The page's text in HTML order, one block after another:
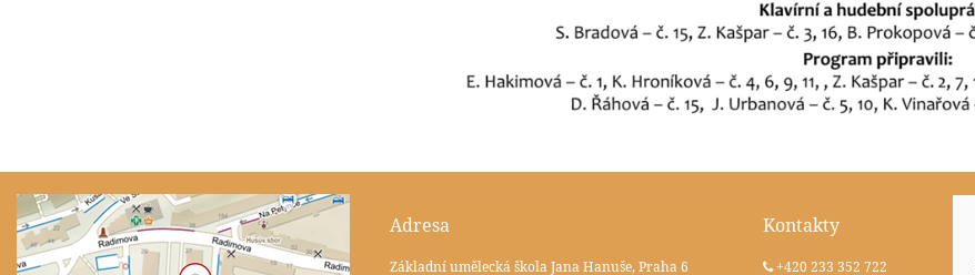
Adresa
Základní umělecká škola Jana Hanuše, Praha 6
Kontakty
+420 233 352 722